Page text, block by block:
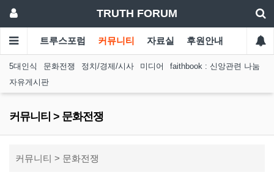
TRUTH FORUM
트루스포럼 커뮤니티 자료실 후원안내
5대인식 문화전쟁 정치/경제/시사 미디어
faithbook : 신앙관련 나눔
자유게시판
커뮤니티 > 문화전쟁
커뮤니티 > 문화전쟁